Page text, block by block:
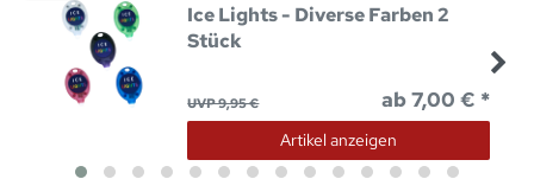
Ice Lights - Diverse Farben 2
Stück
UVP 9,95 € ab 7,00 € *
Artikel anzeigen